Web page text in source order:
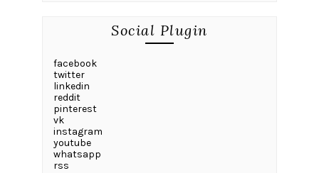
Social Plugin
facebook
twitter
linkedin
reddit
pinterest
vk
instagram
youtube
whatsapp
rss